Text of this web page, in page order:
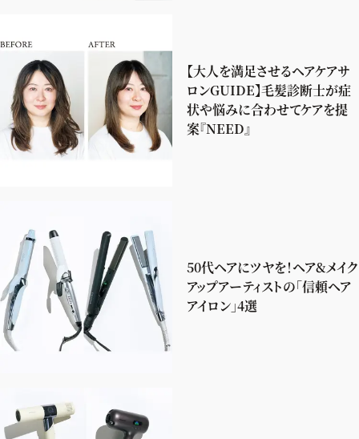
【大人を満足させるヘアケアサ
ロンGUIDE】毛髪診断士が症
状や悩みに合わせてケアを提
案『NEED』
50代ヘアにツヤを！ヘア&メイク
アップアーティストの「信頼ヘア
アイロン」4選